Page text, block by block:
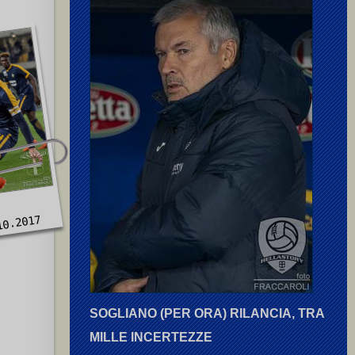
SOGLIANO (PER ORA) RILANCIA, TRA
MILLE INCERTEZZE